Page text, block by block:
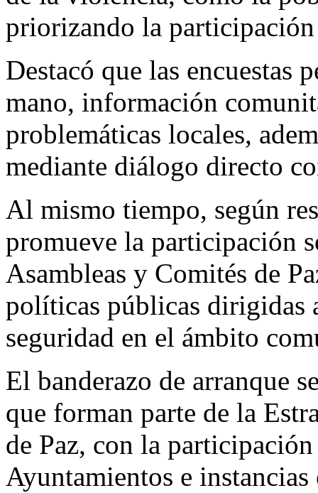
priorizando la
Destacó que las encuestas
mano, información
problemáticas locales,
mediante diálogo directo
Al mismo tiempo, según
promueve la participación
Asambleas y Comités de
políticas públicas dirigidas
seguridad en el ámbito
El banderazo de arranque
que forman parte de la
de Paz, con la
Ayuntamientos e instancias